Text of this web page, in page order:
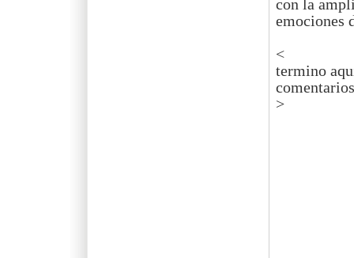
con la
emociones
<
termino
>